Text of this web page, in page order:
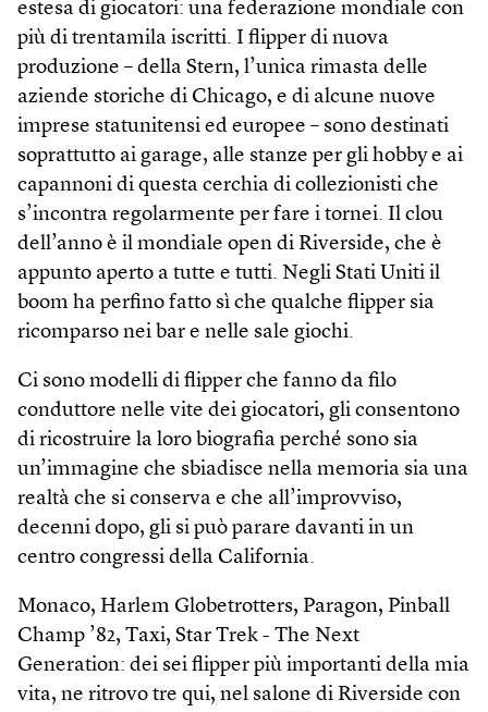
estesa di giocatori: una federazione mondiale con
più di trentamila iscritti. I flipper di nuova
produzione – della Stern, l’unica rimasta delle
aziende storiche di Chicago, e di alcune nuove
imprese statunitensi ed europee – sono destinati
soprattutto ai garage, alle stanze per gli hobby e ai
capannoni di questa cerchia di collezionisti che
s’incontra regolarmente per fare i tornei. Il clou
dell’anno è il mondiale open di Riverside, che è
appunto aperto a tutte e tutti. Negli Stati Uniti il
boom ha perfino fatto sì che qualche flipper sia
ricomparso nei bar e nelle sale giochi.
Ci sono modelli di flipper che fanno da filo
conduttore nelle vite dei giocatori, gli consentono
di ricostruire la loro biografia perché sono sia
un’immagine che sbiadisce nella memoria sia una
realtà che si conserva e che all’improvviso,
decenni dopo, gli si può parare davanti in un
centro congressi della California.
Monaco, Harlem Globetrotters, Paragon, Pinball
Champ ’82, Taxi, Star Trek - The Next
Generation: dei sei flipper più importanti della mia
vita, ne ritrovo tre qui, nel salone di Riverside con